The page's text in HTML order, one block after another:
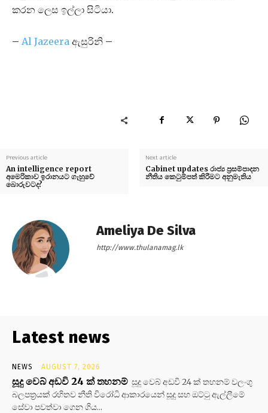
කරන ලෙස ඉල්ලා සිටියා.
– Al Jazeera ඇසුරිනි –
Previous article
An intelligence report
අමෙරිකාව ඉරානයට ගැහුවේ
බොරුවටද?
Next article
Cabinet updates රාජ්‍ය ප්‍රසම්පාදන
නීතිය කෙටුම්පත් කිරීමට අනුමැතිය
Ameliya De Silva
http://www.thulanamag.lk
Latest news
NEWS AUGUST 7, 2026
සූදු වෙබ් අඩවි 24 ක් තහනම් සූදු වෙබ් අඩවි 24 ක් තහනම් වලංගු
බලපත්‍රයක් රහිතව නීති විරෝධි ආකාරයෙන් සූදු සහ ඔට්ටු ඇල්ලීමේ
සේවා පවත්වා ගෙන ගිය...